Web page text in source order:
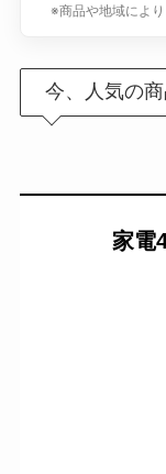
※商品や地域によ
今、人気の
家電